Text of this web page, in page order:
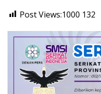
Post Views:1000 132